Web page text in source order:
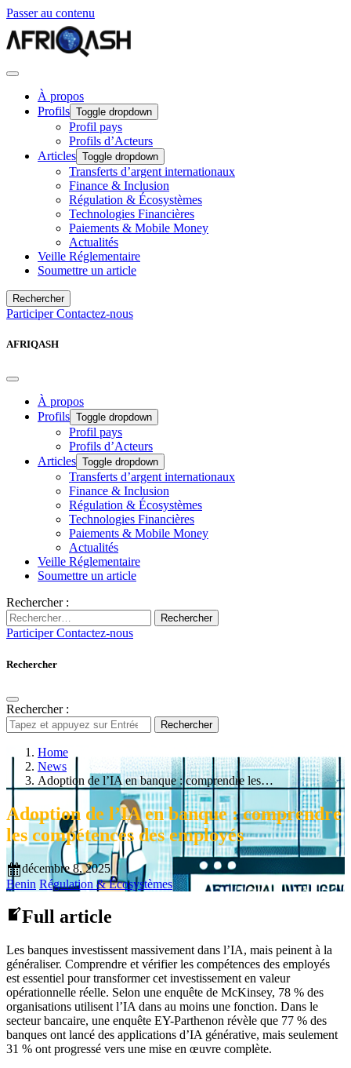
Passer au contenu
À propos
Profils Toggle dropdown
Profil pays
Profils d’Acteurs
Articles Toggle dropdown
Transferts d’argent internationaux
Finance & Inclusion
Régulation & Écosystèmes
Technologies Financières
Paiements & Mobile Money
Actualités
Veille Réglementaire
Soumettre un article
Rechercher
ParticiperContactez-nous
AFRIQASH
À propos
Profils Toggle dropdown
Profil pays
Profils d’Acteurs
Articles Toggle dropdown
Transferts d’argent internationaux
Finance & Inclusion
Régulation & Écosystèmes
Technologies Financières
Paiements & Mobile Money
Actualités
Veille Réglementaire
Soumettre un article
Rechercher :
Rechercher
ParticiperContactez-nous
Rechercher
Rechercher :
Rechercher
Home
News
Adoption de l’IA en banque : comprendre les…
Adoption de l’IA en banque : comprendre
les compétences des employés
décembre 8, 2025
Benin Régulation & Écosystèmes
Full article
Les banques investissent massivement dans l’IA, mais peinent à la
généraliser. Comprendre et vérifier les compétences des employés
est essentiel pour transformer cet investissement en valeur
opérationnelle réelle. Selon une enquête de McKinsey, 78 % des
organisations utilisent l’IA dans au moins une fonction. Dans le
secteur bancaire, une enquête EY-Parthenon révèle que 77 % des
banques ont lancé des applications d’IA générative, mais seulement
31 % ont progressé vers une mise en œuvre complète.